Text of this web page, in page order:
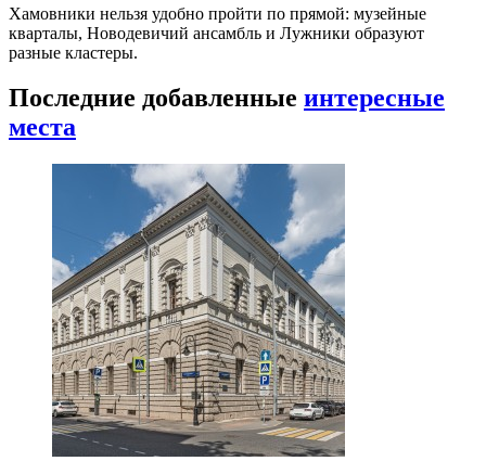
Хамовники нельзя удобно пройти по прямой: музейные
кварталы, Новодевичий ансамбль и Лужники образуют
разные кластеры.
Последние добавленные интересные
места